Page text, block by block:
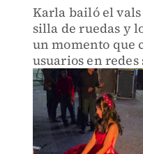
Karla bailó el
silla de ruedas y
un momento que
usuarios en redes